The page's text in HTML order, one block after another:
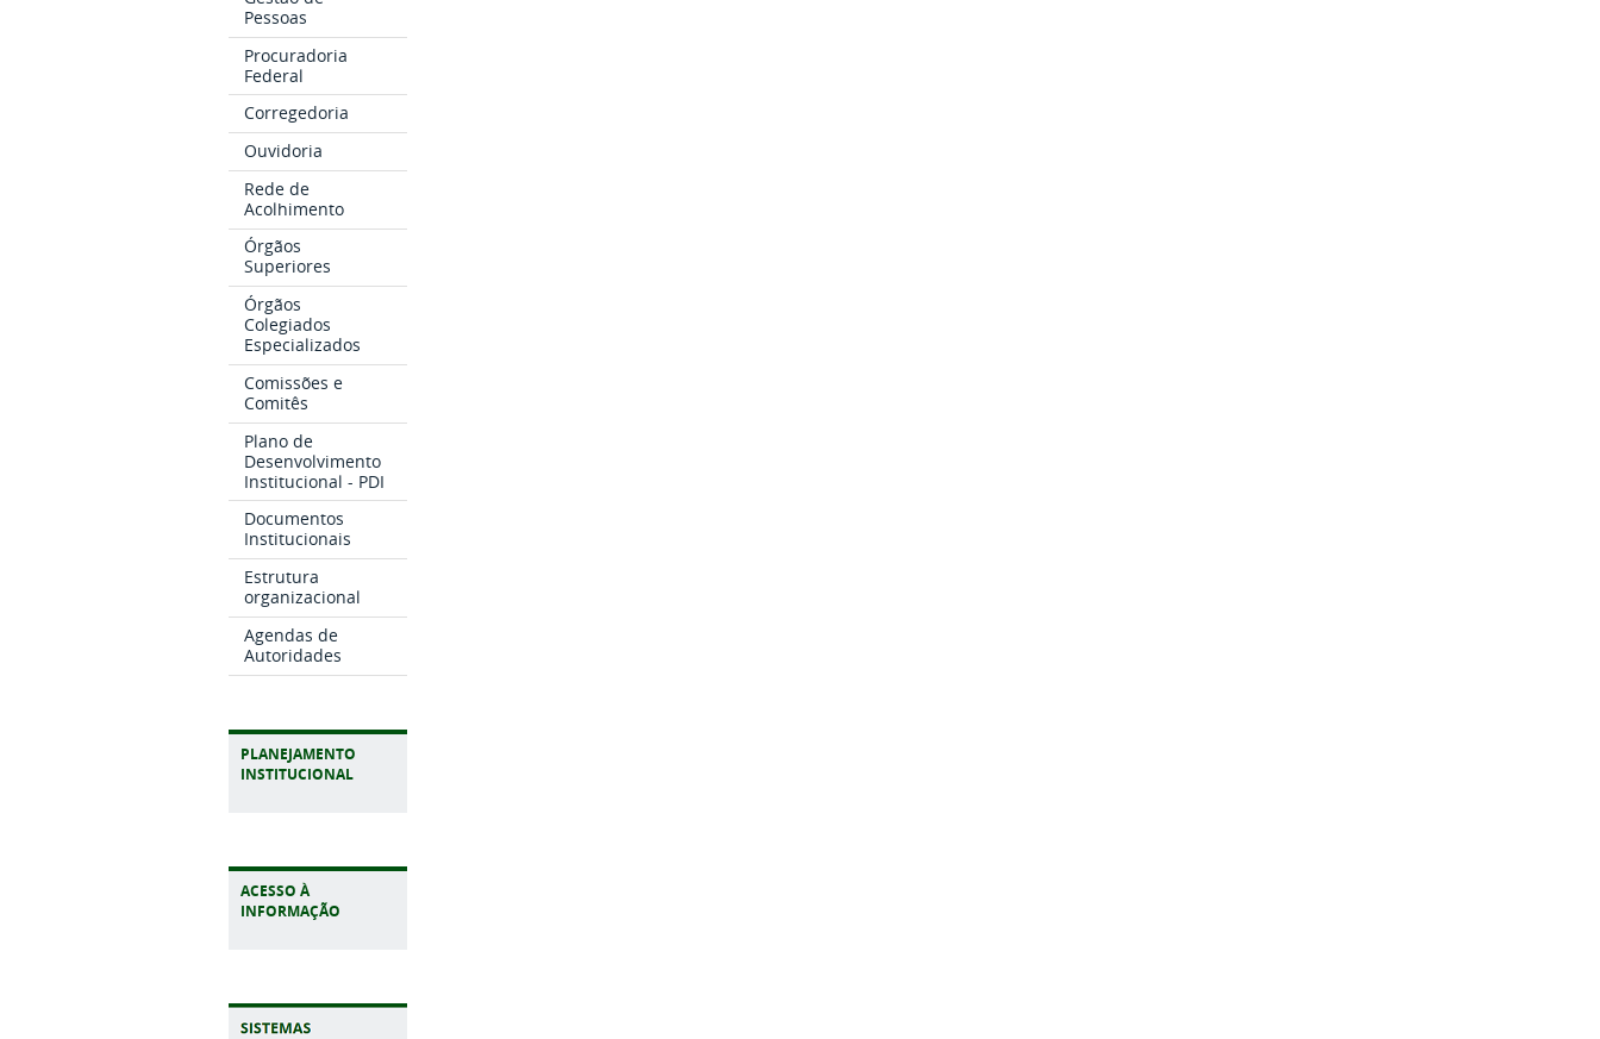
Pessoas
Procuradoria
Federal
Corregedoria
Ouvidoria
Rede de
Acolhimento
Órgãos
Superiores
Órgãos
Colegiados
Especializados
Comissões e
Comitês
Plano de
Desenvolvimento
Institucional - PDI
Documentos
Institucionais
Estrutura
organizacional
Agendas de
Autoridades
PLANEJAMENTO
INSTITUCIONAL
ACESSO À
INFORMAÇÃO